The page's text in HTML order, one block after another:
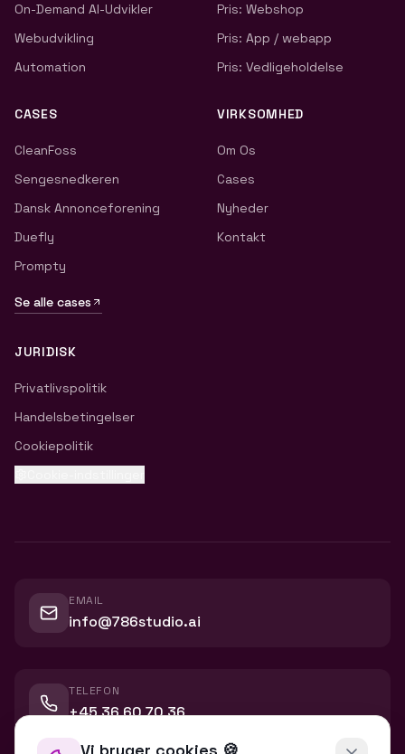
On-Demand AI-Udvikler
Webudvikling
Automation
Pris: Webshop
Pris: App / webapp
Pris: Vedligeholdelse
CASES
CleanFoss
Sengesnedkeren
Dansk Annonceforening
Duefly
Prompty
Se alle cases
VIRKSOMHED
Om Os
Cases
Nyheder
Kontakt
JURIDISK
Privatlivspolitik
Handelsbetingelser
Cookiepolitik
EMAIL
info@786studio.ai
TELEFON
+45 36 60 70 36